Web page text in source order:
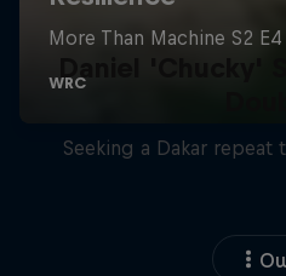
Seeking a Dakar